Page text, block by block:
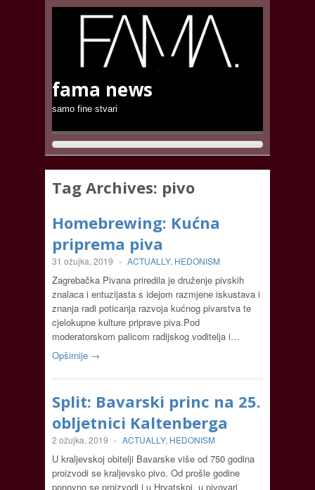
fama news
samo fine stvari
Tag Archives: pivo
Homebrewing: Kućna
priprema piva
31 ožujka, 2019 - ACTUALLY, HEDONISM
Zagrebačka Pivana priredila je druženje pivskih
znalaca i entuzijasta s idejom razmjene iskustava i
znanja radi poticanja razvoja kućnog pivarstva te
cjelokupne kulture priprave piva.Pod
moderatorskom palicom radijskog voditelja i…
Opširnije →
Split: Bavarski princ na 25.
obljetnici Kaltenberga
2 ožujka, 2019 - ACTUALLY, HEDONISM
U kraljevskoj obitelji Bavarske više od 750 godina
proizvodi se kraljevsko pivo. Od prošle godine
ponovno se proizvodi i u Hrvatskoj, u pivovari